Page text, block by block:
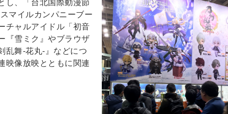
し、「台北国際動漫節
マイルカンパニーブー
チャルアイドル「初音
『雪ミク』やブラウザ
乱舞-花丸-』などにつ
映像放映とともに関連